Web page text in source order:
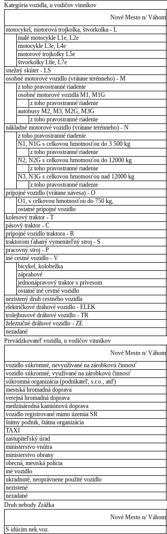
Kategória vozidla, u vodičov vinníkov
Nové Mesto n/ Váhom
motocykel, motorová trojkolka, štvorkolka - L
malé motocykle L1e, L2e
motocykle L3e, L4e
motorové trojkolky L5e
štvorkolky L6e, L7e
snežný skúter - LS
osobné motorové vozidlo (vrátane terénneho) - M
z toho pravostranné riadenie
osobné motorové vozidlá M1, M1G
z toho pravostranné riadenie
autobusy M2, M3, M2G, M3G
z toho pravostranné riadenie
nákladné motorové vozidlo (vrátane terénneho) - N
z toho pravostranné riadenie
N1, N1G s celkovou hmotnosťou do 3 500 kg
z toho pravostranné riadenie
N2, N2G s celkovou hmotnosťou do 12000 kg
z toho pravostranné riadenie
N3, N3G s celkovou hmotnosťou nad 12000 kg
z toho pravostranné riadenie
prípojné vozidlo (vrátane návesa) - O
O1, s celkovou hmotnosťou do 750 kg,
ostatné prípojné vozidlo
kolesový traktor - T
pásový traktor - C
prípojné vozidlo traktora - R
traktorom ťahaný vymeniteľný stroj - S
pracovný stroj - P
iné cestné vozidlo - V
bicykel, kolobežka
záprahové
jednonápravový traktor s prívesom
ostatné iné cestné vozidlo
nezistený druh cestného vozidla
električkové dráhové vozidlo - ELEK
trolejbusové dráhové vozidlo - TR
železničné dráhové vozidlo - ZE
nezadané
Prevádzkovateľ vozidla, u vodičov vinníkov
Nové Mesto n/ Váhom
vozidlo súkromné, nevyužívané na zárobkovú činnosť
vozidlo súkromné, využívané na zárobkovú činnosť
súkromná organizácia (podnikateľ, s.r.o., atď)
mestská hromadná doprava
verejná hromadná doprava
medzinárodná kamiónová doprava
vozidlo registrované mimo územia SR
štátny podnik, štátna organizácia
TAXI
zastupiteľský úrad
ministerstvo vnútra
ministerstvo obrany
obecná, mestská polícia
iné vozidlo
ukradnuté, neoprávnene použité vozidlo
nezistené
nezadané
Druh nehody Zrážka
Nové Mesto n/ Váhom
S idúcim nek.voz.